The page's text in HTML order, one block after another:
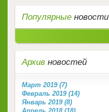
Популярные новости
Архив новостей
Март 2019 (7)
Февраль 2019 (14)
Январь 2019 (8)